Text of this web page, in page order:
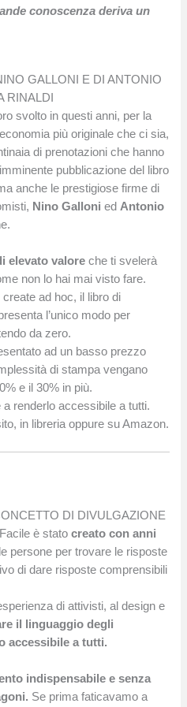
conoscenza deriva un
GALLONI E DI ANTONIO
RINALDI
svolto in questi anni, per la
più originale che ci sia,
di prenotazioni che hanno
pubblicazione del libro
anche le prestigiose firme di
Nino Galloni ed Antonio
elevato valore che ti svelerà
non lo hai mai visto fare.
ad hoc, il libro di
l’unico modo per
da zero.
ad un basso prezzo
di stampa vengano
e il 30% in più.
renderlo accessibile a tutti.
in libreria oppure su Amazon.
DI DIVULGAZIONE
è stato creato con anni
persone per trovare le risposte
di dare risposte comprensibili
di attivisti, al design e
il linguaggio degli
accessibile a tutti.
indispensabile e senza
Se prima faticavamo a